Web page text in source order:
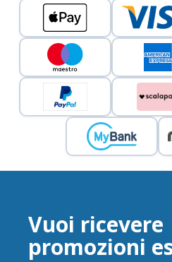
Vuoi ricevere
promozioni